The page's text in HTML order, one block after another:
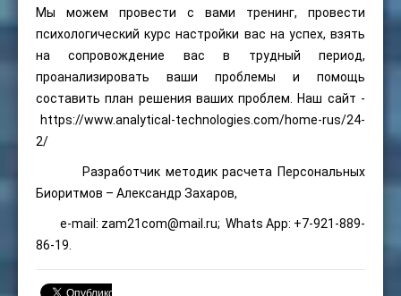
Мы можем провести с вами тренинг, провести
психологический курс настройки вас на успех, взять
на сопровождение вас в трудный период,
проанализировать ваши проблемы и помощь
составить план решения ваших проблем. Наш сайт -
https://www.analytical-technologies.com/home-rus/24-
2/
Разработчик методик расчета Персональных
Биоритмов – Александр Захаров,
e-mail: zam21com@mail.ru; Whats App: +7-921-889-
86-19.